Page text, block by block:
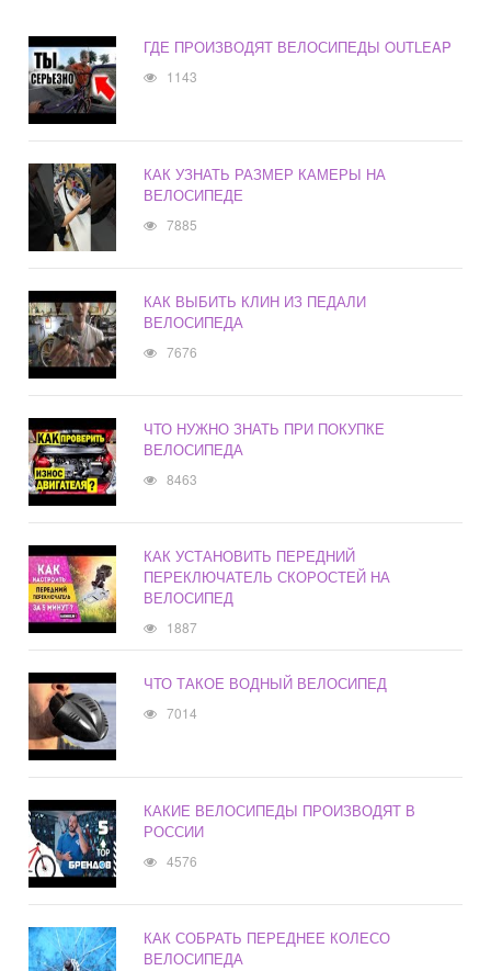
ГДЕ ПРОИЗВОДЯТ ВЕЛОСИПЕДЫ OUTLEAP
1143
КАК УЗНАТЬ РАЗМЕР КАМЕРЫ НА
ВЕЛОСИПЕДЕ
7885
КАК ВЫБИТЬ КЛИН ИЗ ПЕДАЛИ
ВЕЛОСИПЕДА
7676
ЧТО НУЖНО ЗНАТЬ ПРИ ПОКУПКЕ
ВЕЛОСИПЕДА
8463
КАК УСТАНОВИТЬ ПЕРЕДНИЙ
ПЕРЕКЛЮЧАТЕЛЬ СКОРОСТЕЙ НА
ВЕЛОСИПЕД
1887
ЧТО ТАКОЕ ВОДНЫЙ ВЕЛОСИПЕД
7014
КАКИЕ ВЕЛОСИПЕДЫ ПРОИЗВОДЯТ В
РОССИИ
4576
КАК СОБРАТЬ ПЕРЕДНЕЕ КОЛЕСО
ВЕЛОСИПЕДА